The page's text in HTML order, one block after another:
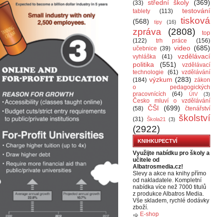
(33) střední školy (369)
tablety (113)
testování
(568)
tipy (16)
tisková
zpráva
(2808)
top
(122)
trh práce
(156)
učebnice (39) video (685)
vyhláška (41)
vzdělávací
politika
(551)
vzdělávací
technologie
(61) vzdělávání
(184) výzkum (283) zákon
o pedagogických
pracovnících
(64) ÚIV (3)
Česko mluví o vzdělávání
(58)
ČŠI (699)
čtenářství
(31) Škola21 (3)
školství
(2922)
KNIHKUPECTVÍ
Využijte nabídku pro školy a
učitele od
Albatrosmedia.cz!
Slevy a akce na knihy přímo
od nakladatele. Kompletní
nabídka více než 7000 titulů
z produkce Albatros Media.
Vše skladem, rychlé dodávky
zboží.
E-shop